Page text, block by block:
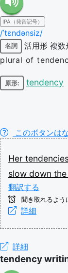
IPA（発音記号）
/ˈtɛndənsiz/
名詞 活用形 複数
plural of
原形: tendency
このボタンは
Her
slow down the
翻訳する
聞き取れるよう
詳細
詳細
tendency